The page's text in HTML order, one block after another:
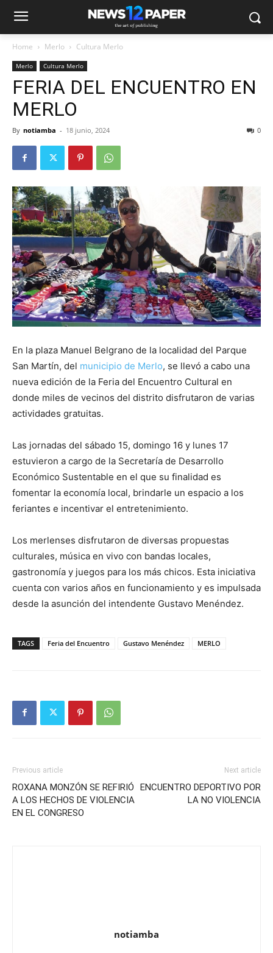
Home Merlo Cultura Merlo
Merlo Cultura Merlo
FERIA DEL ENCUENTRO EN
MERLO
By notiamba - 18 junio, 2024 0
En la plaza Manuel Belgrano de la localidad del Parque
San Martín, del municipio de Merlo, se llevó a cabo una
nueva edición de la Feria del Encuentro Cultural en
donde miles de vecinos del distrito disfrutaron de varias
actividades gratuitas.
Las jornadas del sábado 15, domingo 16 y lunes 17
estuvieron a cargo de la Secretaría de Desarrollo
Económico Sustentable en el que su finalidad es
fomentar la economía local, brindarle un espacio a los
feriantes e incentivar el entretenimiento.
Los merlenses disfrutaron de diversas propuestas
culturales, música en vivo con bandas locales,
gastronomía y juegos para los más chicos. Esta iniciativa
cuenta con varios años en funcionamiento y es impulsada
desde la asunción del intendente Gustavo Menéndez.
TAGS Feria del Encuentro Gustavo Menéndez MERLO
Previous article
ROXANA MONZÓN SE REFIRIÓ
A LOS HECHOS DE VIOLENCIA
EN EL CONGRESO
Next article
ENCUENTRO DEPORTIVO POR
LA NO VIOLENCIA
notiamba